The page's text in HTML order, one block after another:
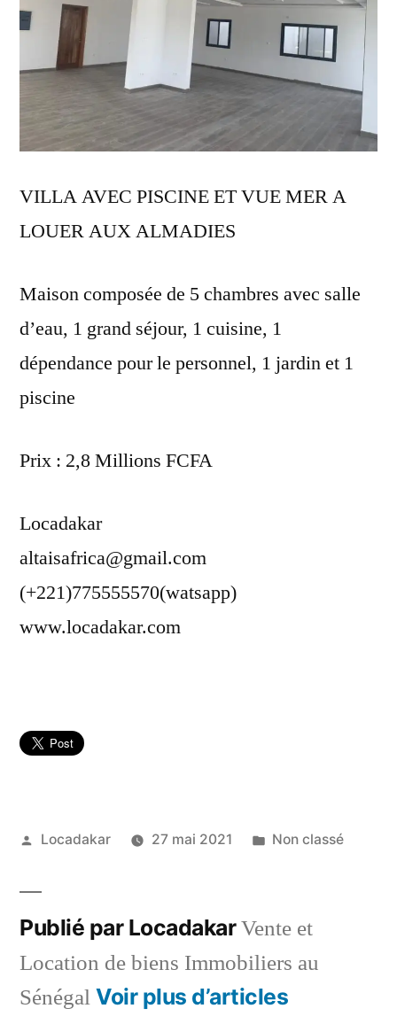
VILLA AVEC PISCINE ET VUE MER A
LOUER AUX ALMADIES
Maison composée de 5 chambres avec salle
d’eau, 1 grand séjour, 1 cuisine, 1
dépendance pour le personnel, 1 jardin et 1
piscine
Prix : 2,8 Millions FCFA
Locadakar
altaisafrica@gmail.com
(+221)775555570(watsapp)
www.locadakar.com
Publié
Locadakar 27 mai 2021
Publié
Non classé
Publié par LocadakarVente et
Location de biens Immobiliers au
Sénégal Voir plus d’articles